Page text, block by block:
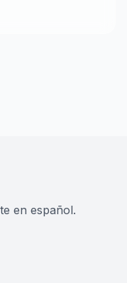
en español.